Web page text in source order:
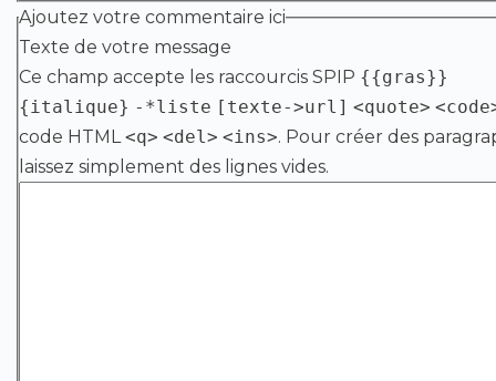
Ajoutez votre commentaire ici
Texte de votre message
Ce champ accepte les raccourcis SPIP {{gras}}
{italique} -*liste [texte->url] <quote>
code HTML<q> <del> <ins>. Pour créer des
laissez simplement des lignes vides.